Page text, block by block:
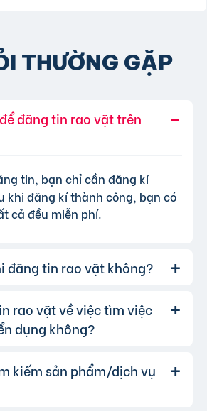
THƯỜNG GẶP
đăng tin rao vặt trên
tin, bạn chỉ cần đăng kí
khi đăng kí thành công, bạn có
cả đều miễn phí.
đăng tin rao vặt không?
tôi cung cấp gói đăng tin miễn
cả người dùng. Tuy nhiên, để
chọn các gói dịch vụ nâng
lý, xem thêmphí dịch vụ tin
rao vặt về việc tìm việc
dụng không?
có thể. Website của chúng
tuyển dụng và tìm việc làm.
kiếm sản phẩm/dịch vụ